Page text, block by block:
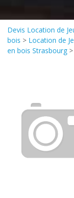
Devis Location de
bois > Location de
en bois Strasbourg >